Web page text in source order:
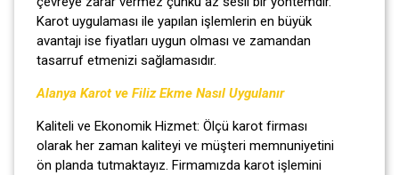
Karot uygulaması ile yapılan işlemlerin en büyük
avantajı ise fiyatları uygun olması ve zamandan
tasarruf etmenizi sağlamasıdır.
Alanya Karot ve Filiz Ekme Nasıl Uygulanır
Kaliteli ve Ekonomik Hizmet: Ölçü karot firması
olarak her zaman kaliteyi ve müşteri memnuniyetini
ön planda tutmaktayız. Firmamızda karot işlemini